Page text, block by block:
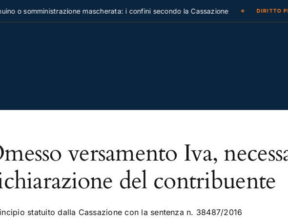
o somministrazione mascherata: i confini secondo la Cassazione DIRITTO
versamento Iva,
del contribuente
statuito dalla Cassazione con la sentenza n. 38487/2016